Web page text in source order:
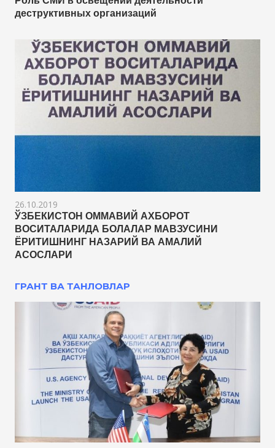
деструктивных организаций
26.10.2019
ЎЗБЕКИСТОН ОММАВИЙ АХБОРОТ
ВОСИТАЛАРИДА БОЛАЛАР МАВЗУСИНИ
ЁРИТИШНИНГ НАЗАРИЙ ВА АМАЛИЙ
АСОСЛАРИ
ГРАНТ ВА ТАНЛОВЛАР